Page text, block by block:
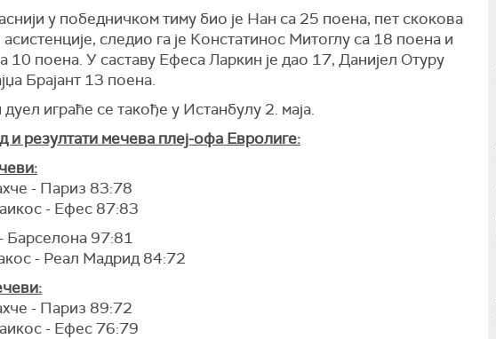
у победничком тиму био је Нан са 25 поена, пет скокова
следио га је Констатинос Митоглу са 18 поена и
10 поена. У саставу Ефеса Ларкин је дао 17, Данијел Отуру
Брајант 13 поена.
играће се такође у Истанбулу 2. маја.
и резултати мечева плеј-офа Евролиге:
- Париз 83:78
- Ефес 87:83
Барселона 97:81
- Реал Мадрид 84:72
- Париз 89:72
- Ефес 76:79